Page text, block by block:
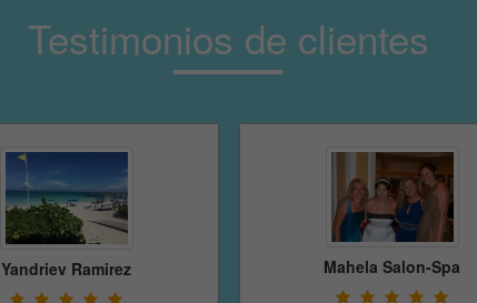
Testimonios de clientes
Mahela Salon-Spa